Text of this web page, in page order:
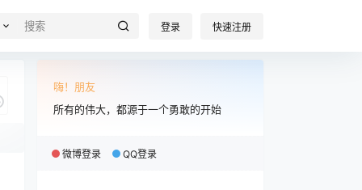
登录 快速注册
嗨！朋友
所有的伟大，都源于一个勇敢的开始
微博登录 QQ登录